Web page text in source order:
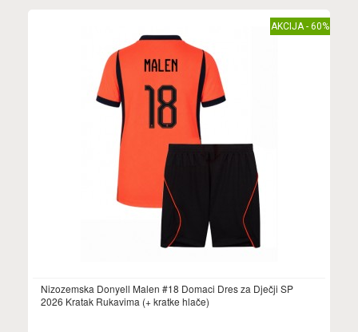
AKCIJA - 60%
Nizozemska Donyell Malen #18 Domaci Dres za Dječji SP
2026 Kratak Rukavima (+ kratke hlače)